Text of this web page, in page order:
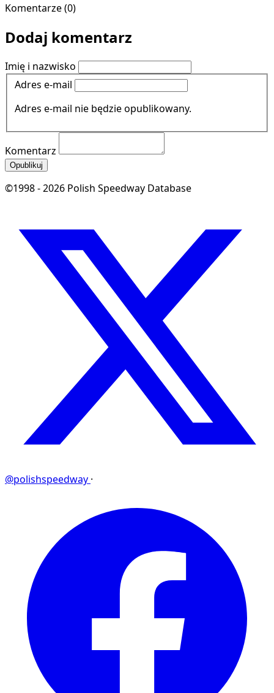
Komentarze (0)
Dodaj komentarz
Imię i nazwisko
Adres e-mail
Adres e-mail nie będzie opublikowany.
Komentarz
Opublikuj
©1998 - 2026 Polish Speedway Database
@polishspeedway ·